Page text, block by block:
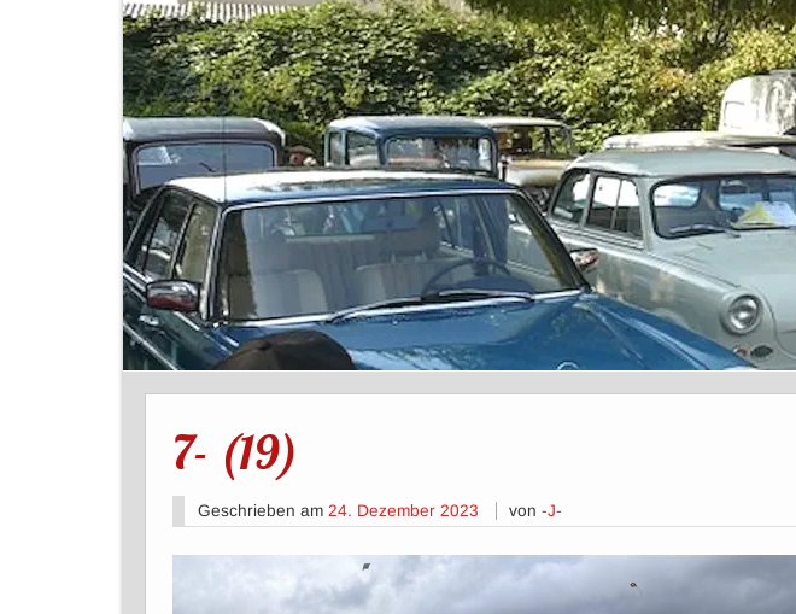
7- (19)
Geschrieben am 24. Dezember 2023 von-J-